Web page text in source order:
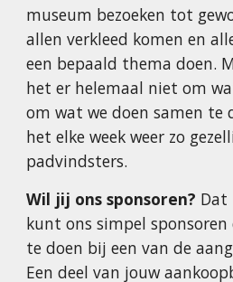
museum bezoeken tot
allen verkleed komen en
een bepaald thema doen.
het er helemaal niet om
om wat we doen samen te
het elke week weer zo
padvindsters.
Wil jij ons sponsoren? Dat
kunt ons simpel sponsoren
te doen bij een van de
Een deel van jouw